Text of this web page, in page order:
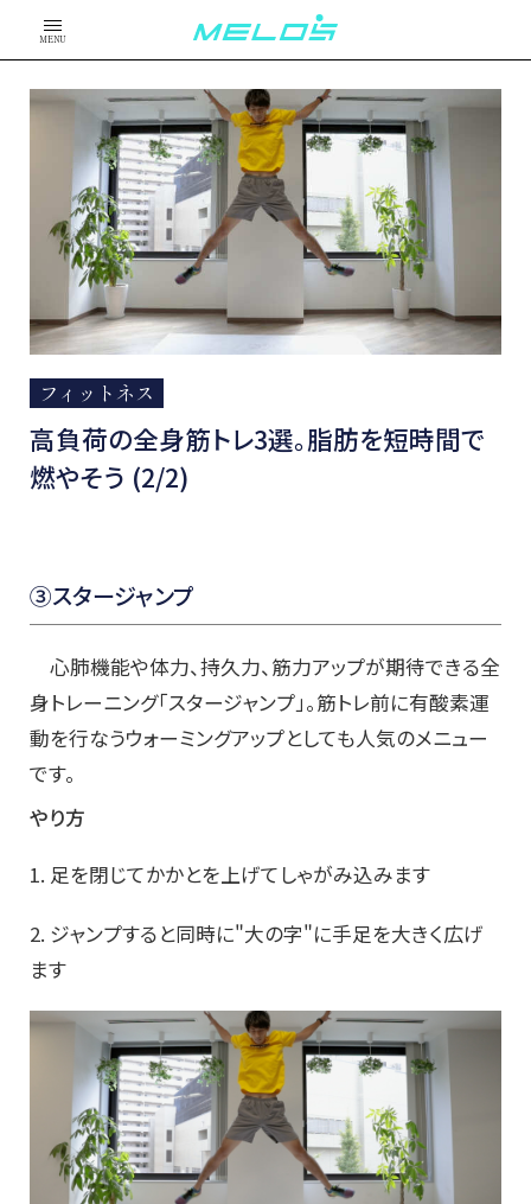
MENU
フィットネス
高負荷の全身筋トレ3選。脂肪を短時間で
燃やそう (2/2)
③スタージャンプ
心肺機能や体力、持久力、筋力アップが期待できる全
身トレーニング「スタージャンプ」。筋トレ前に有酸素運
動を行なうウォーミングアップとしても人気のメニュー
です。
やり方
1. 足を閉じてかかとを上げてしゃがみ込みます
2. ジャンプすると同時に"大の字"に手足を大きく広げ
ます